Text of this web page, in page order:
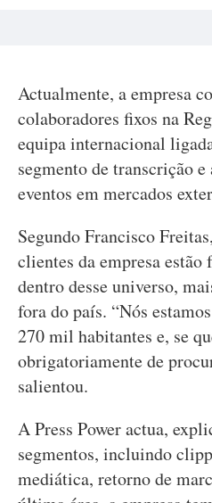
Actualmente, a empresa
colaboradores fixos na
equipa internacional
segmento de transcrição
eventos em mercados
Segundo Francisco
clientes da empresa estão
dentro desse universo,
fora do país. “Nós
270 mil habitantes e, se
obrigatoriamente de
salientou.
A Press Power actua,
segmentos, incluindo
mediática, retorno de